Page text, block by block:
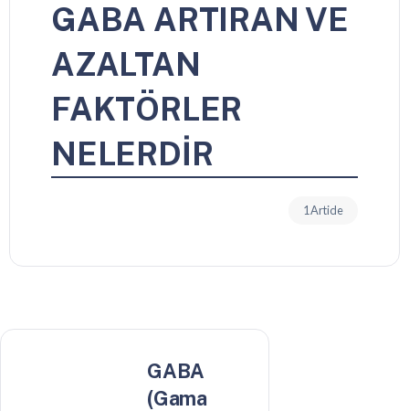
GABA ARTIRAN VE
AZALTAN
FAKTÖRLER
NELERDİR
1 Article
GABA
(Gama